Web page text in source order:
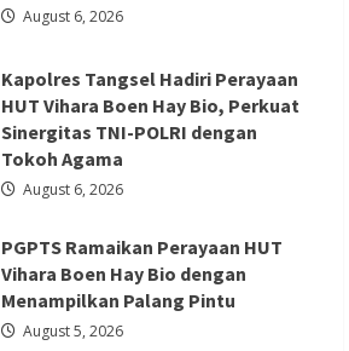
August 6, 2026
Kapolres Tangsel Hadiri Perayaan
HUT Vihara Boen Hay Bio, Perkuat
Sinergitas TNI-POLRI dengan
Tokoh Agama
August 6, 2026
PGPTS Ramaikan Perayaan HUT
Vihara Boen Hay Bio dengan
Menampilkan Palang Pintu
August 5, 2026